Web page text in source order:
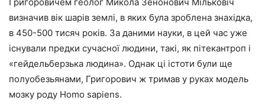
визначив вік шарів землі, в яких була зроблена знахідка,
в 450-500 тисяч років. За даними науки, в цей час уже
існували предки сучасної людини, такі, як пітекантроп і
«гейдельберзька людина». Однак ці істоти були ще
полуобезьянами, Григорович ж тримав у руках модель
мозку роду Homo sapiens.